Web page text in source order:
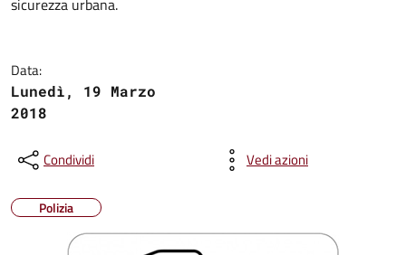
sicurezza urbana.
Data:
Lunedì, 19 Marzo
2018
Condividi Vedi azioni
Polizia